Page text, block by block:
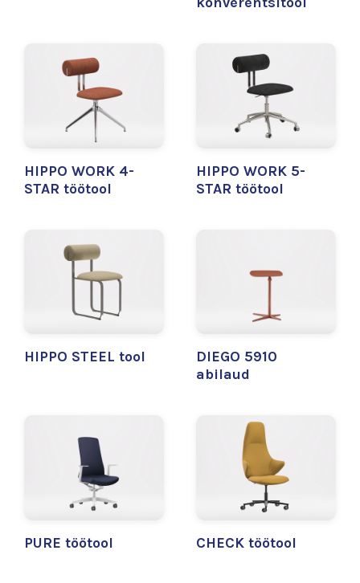
HIPPO WORK 4-
STAR töötool
HIPPO WORK 5-
STAR töötool
HIPPO STEEL tool
DIEGO 5910
abilaud
PURE töötool CHECK töötool